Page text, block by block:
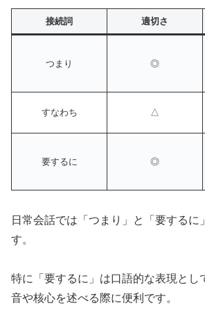
接続詞 適切さ
つまり ◎
すなわち △
要するに ◎
日常会話では「つまり」と「要するに
す。
特に「要するに」は口語的な表現とし
音や核心を述べる際に便利です。